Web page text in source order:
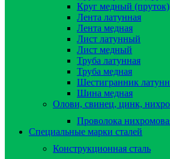
Круг медный (пруток)
Лента латунная
Лента медная
Лист латунный
Лист медный
Труба латунная
Труба медная
Шестигранник
Шина медная
Олови, свинец, цинк,
Проволока
Специальные марки сталей
Конструкционная сталь